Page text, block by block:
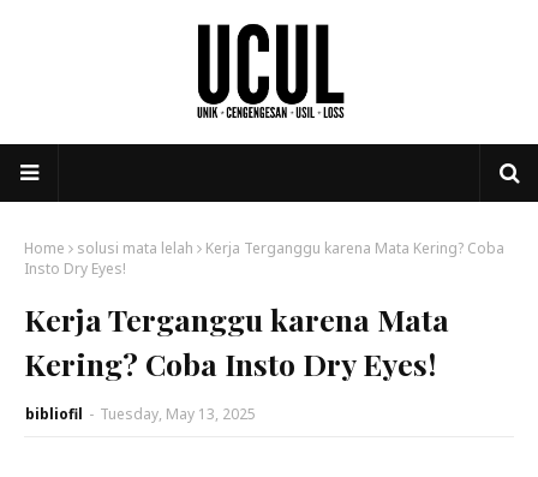
Home solusi mata lelah
Kerja Terganggu karena Mata Kering? Coba
Insto Dry Eyes!
Kerja Terganggu karena Mata
Kering? Coba Insto Dry Eyes!
bibliofil - Tuesday, May 13, 2025